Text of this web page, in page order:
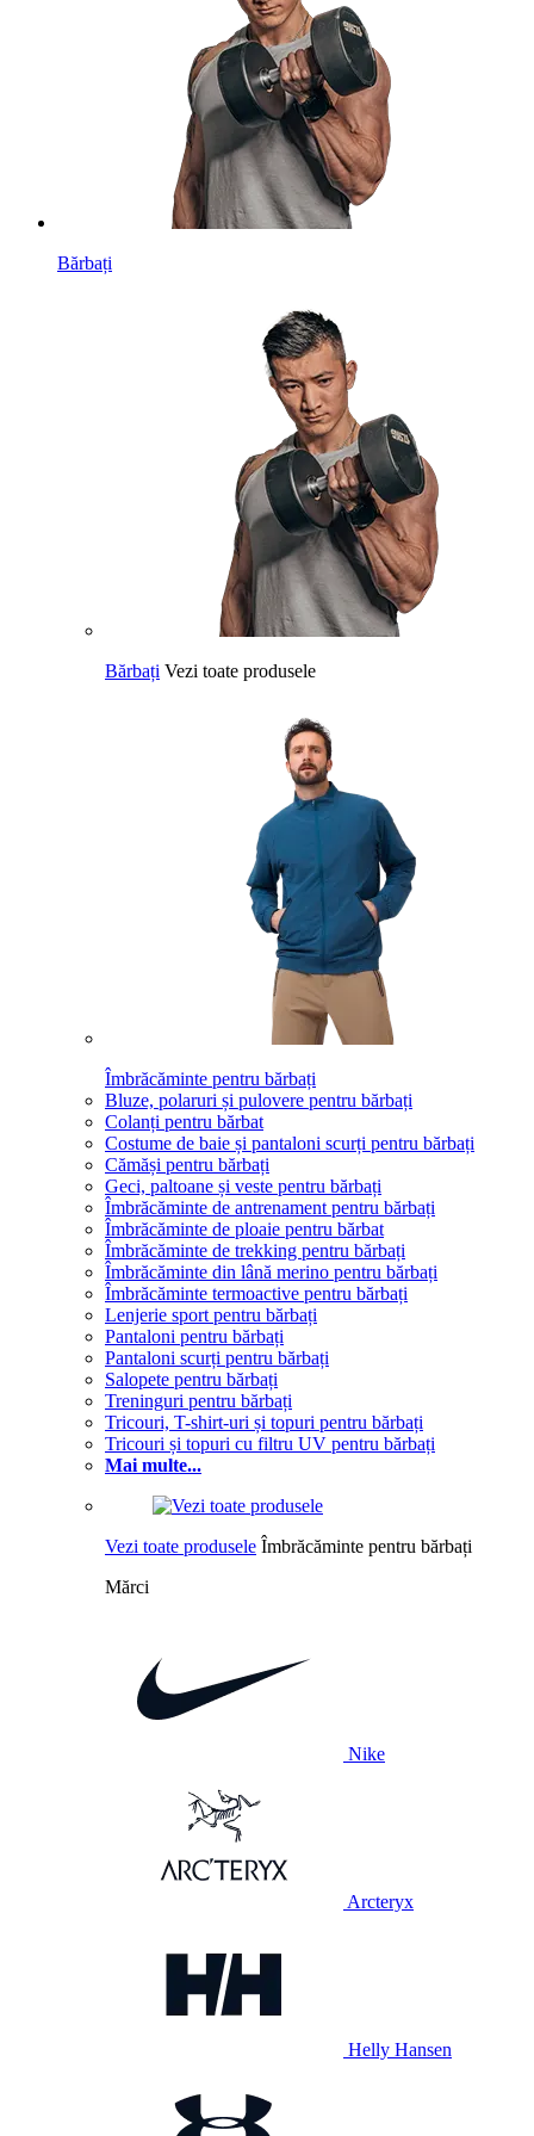
Bărbați
Bărbați Vezi toate produsele
Îmbrăcăminte pentru bărbați
Bluze, polaruri și pulovere pentru bărbați
Colanți pentru bărbat
Costume de baie și pantaloni scurți pentru bărbați
Cămăși pentru bărbați
Geci, paltoane și veste pentru bărbați
Îmbrăcăminte de antrenament pentru bărbați
Îmbrăcăminte de ploaie pentru bărbat
Îmbrăcăminte de trekking pentru bărbați
Îmbrăcăminte din lână merino pentru bărbați
Îmbrăcăminte termoactive pentru bărbați
Lenjerie sport pentru bărbați
Pantaloni pentru bărbați
Pantaloni scurți pentru bărbați
Salopete pentru bărbați
Treninguri pentru bărbați
Tricouri, T-shirt-uri și topuri pentru bărbați
Tricouri și topuri cu filtru UV pentru bărbați
Mai multe...
Vezi toate produsele Îmbrăcăminte pentru bărbați
Mărci
Nike
Arcteryx
Helly Hansen